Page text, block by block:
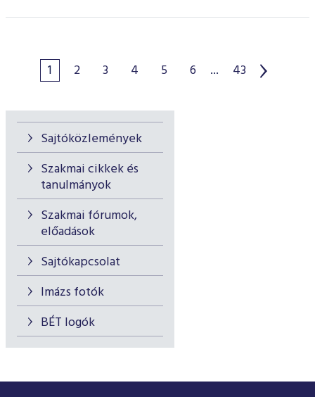
Sajtóközlemények
Szakmai cikkek és
tanulmányok
Szakmai fórumok,
előadások
Sajtókapcsolat
Imázs fotók
BÉT logók
1 2 3 4 5 6 ... 43